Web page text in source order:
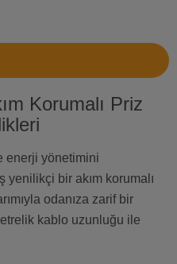
Korumalı Priz
enerji yönetimini
yenilikçi bir akım korumalı
odanıza zarif bir
kablo uzunluğu ile